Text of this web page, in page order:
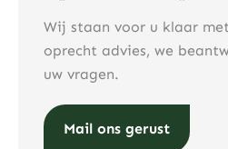
Wij staan voor u klaar
oprecht advies, we
uw vragen.
Mail ons gerust